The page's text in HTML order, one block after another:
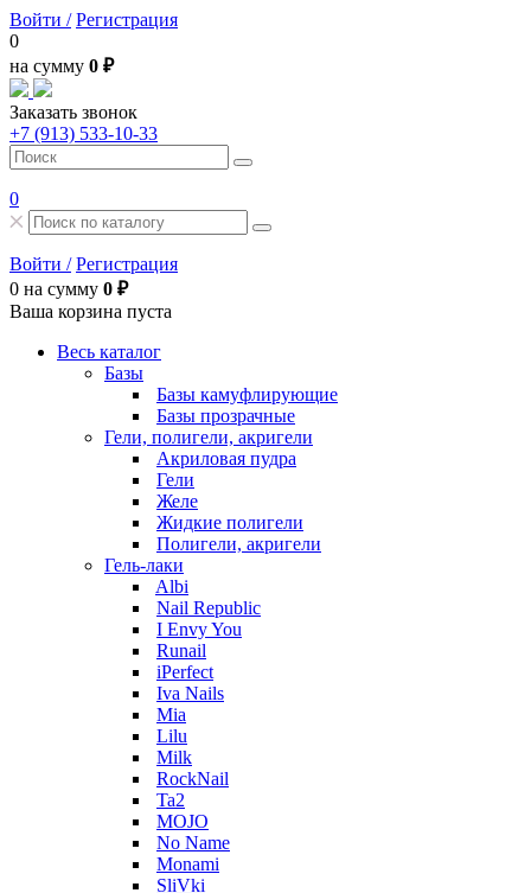
Войти / Регистрация
0
на сумму 0 ₽
Заказать звонок
+7 (913) 533-10-33
0
Войти / Регистрация
0 на сумму 0 ₽
Ваша корзина пуста
Весь каталог
Базы
Базы камуфлирующие
Базы прозрачные
Гели, полигели, акригели
Акриловая пудра
Гели
Желе
Жидкие полигели
Полигели, акригели
Гель-лаки
Albi
Nail Republic
I Envy You
Runail
iPerfect
Iva Nails
Mia
Lilu
Milk
RockNail
Ta2
MOJO
No Name
Monami
SliVki